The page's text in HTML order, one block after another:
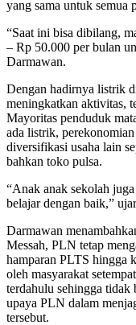
yang sama untuk semua
“Saat ini bisa dibilang,
– Rp 50.000 per bulan
Darmawan.
Dengan hadirnya listrik
meningkatkan aktivitas,
Mayoritas penduduk
ada listrik,
diversifikasi usaha lain
bahkan toko pulsa.
“Anak anak sekolah
belajar dengan baik,”
Darmawan
Messah, PLN tetap
hamparan PLTS hingga
oleh masyarakat
terdahulu sehingga
upaya PLN dalam
tersebut.